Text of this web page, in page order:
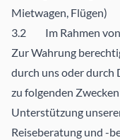
Mietwagen, Flügen)
3.2 Im Rahmen von
Zur Wahrung
durch uns oder
zu folgenden
Unterstützung
Reiseberatung und -